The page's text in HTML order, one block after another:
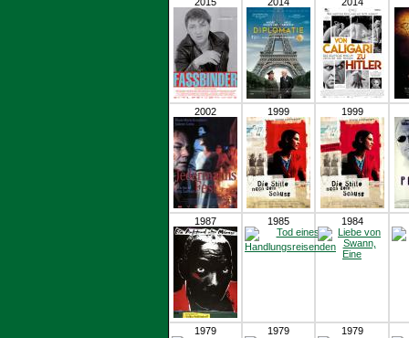
2002 1999 1999
1987 1985 1984
1979 1979 1979